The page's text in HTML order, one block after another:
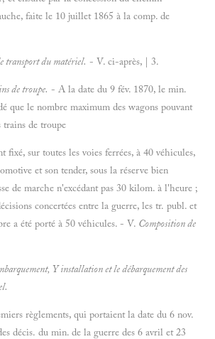
faite le 10 juillet 1865 à la comp. de
transport du matériel. - V. ci-après, | 3.
de troupe. - A la date du 9 fév. 1870, le min.
que le nombre maximum des wagons pouvant
trains de troupe
fixé, sur toutes les voies ferrées, à 40 véhicules,
et son tender, sous la réserve bien
de marche n'excédant pas 30 kilom. à l'heure ;
concertées entre la guerre, les tr. publ. et
a été porté à 50 véhicules. - V. Composition de
Y installation et le débarquement des
règlements, qui portaient la date du 6 nov.
décis. du min. de la guerre des 6 avril et 23